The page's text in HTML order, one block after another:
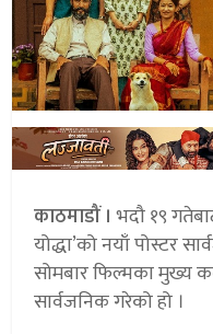
काठमाडौं । भदौ १९
योद्धा’को नयाँ पोस्टर
सोमबार फिल्मका मुख्य
सार्वजनिक गरेको हो ।